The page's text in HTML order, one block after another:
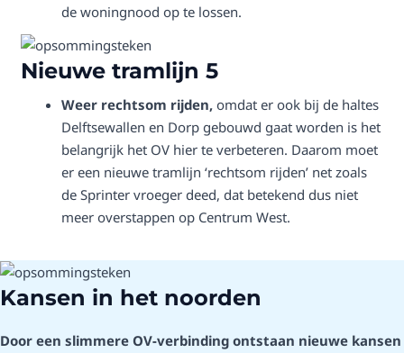
de woningnood op te lossen.
Nieuwe tramlijn 5
Weer rechtsom rijden, omdat er ook bij de haltes
Delftsewallen en Dorp gebouwd gaat worden is het
belangrijk het OV hier te verbeteren. Daarom moet
er een nieuwe tramlijn ‘rechtsom rijden’ net zoals
de Sprinter vroeger deed, dat betekend dus niet
meer overstappen op Centrum West.
Kansen in het noorden
Door een slimmere OV-verbinding ontstaan nieuwe kansen